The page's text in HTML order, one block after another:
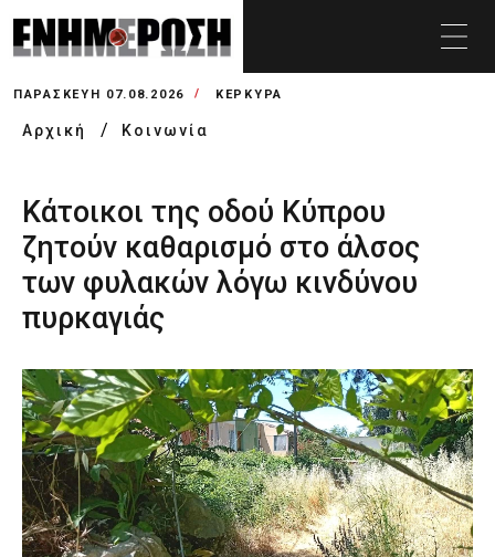
ΠΑΡΑΣΚΕΥΉ 07.08.2026 ΚΕΡΚΥΡΑ
Αρχική Κοινωνία
Κάτοικοι της οδού Κύπρου
ζητούν καθαρισμό στο άλσος
των φυλακών λόγω κινδύνου
πυρκαγιάς